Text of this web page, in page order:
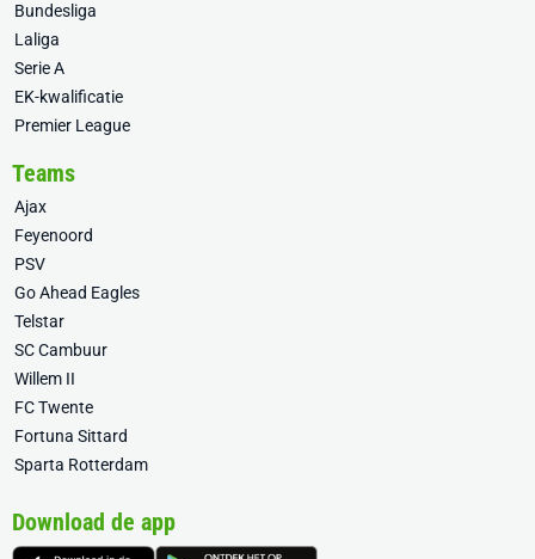
Bundesliga
Laliga
Serie A
EK-kwalificatie
Premier League
Teams
Ajax
Feyenoord
PSV
Go Ahead Eagles
Telstar
SC Cambuur
Willem II
FC Twente
Fortuna Sittard
Sparta Rotterdam
Download de app